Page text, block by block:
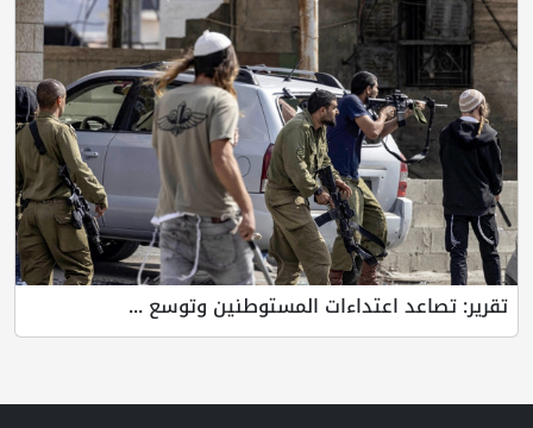
تقرير: تصاعد اعتداءات المستوطنين وتوسع ...